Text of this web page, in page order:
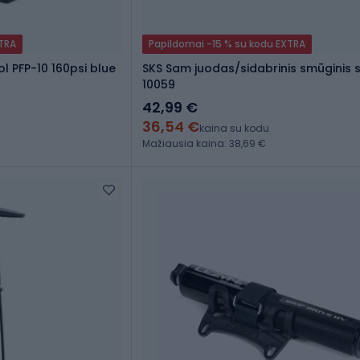
10 160psi blue
Papildomai -15 % su kodu EXTRA
SKS Sam juodas/sidabrinis smūginis
10059
42,99 €
36,54 €kaina su kodu
Mažiausia kaina: 38,69 €